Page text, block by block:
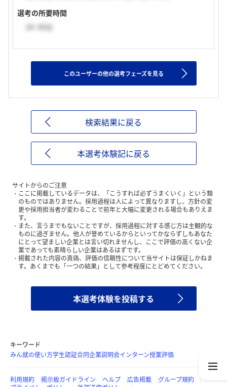
選考の所要時間
16~30分
このユーザーの他の選考フェーズを見る
検索結果に戻る
本選考体験記に戻る
サイトからのご注意
ここに掲載しているデータは、「こうすれば必ずうまくいく」という類
のものではありません。採用過程は人によって異なりますし、方針の変
更や採用担当者が変わることで前年と大幅に変更される場合もありえま
す。
また、言うまでもないことですが、採用過程に対する感じ方は主観的な
ものに過ぎません。他人が誉めているからといってかならずしもあなた
にとって望ましい企業とは言い切れませんし、ここで評価の高くない企
業であっても素晴らしい企業はあるはずです。
掲載された内容の真偽、評価の信頼性について当サイトは保証しかねま
す。あくまでも「一つの結果」として参考程度にとどめてください。
本選考体験を投稿する
キーワード
みん就の使い方学生認証合同企業説明会インターン授業評価
利用規約 掲示板ガイドライン ヘルプ 広告掲載
グループ規約